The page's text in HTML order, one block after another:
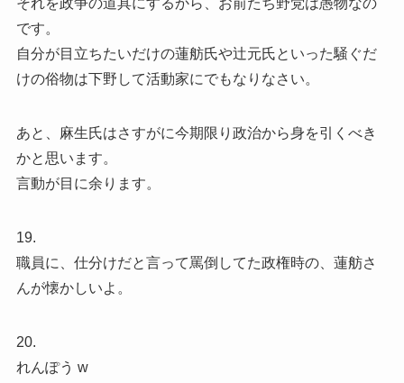
それを政争の道具にするから、お前たち野党は愚物なの
です。
自分が目立ちたいだけの蓮舫氏や辻元氏といった騒ぐだ
けの俗物は下野して活動家にでもなりなさい。
あと、麻生氏はさすがに今期限り政治から身を引くべき
かと思います。
言動が目に余ります。
19.
職員に、仕分けだと言って罵倒してた政権時の、蓮舫さ
んが懐かしいよ。
20.
れんぽう w